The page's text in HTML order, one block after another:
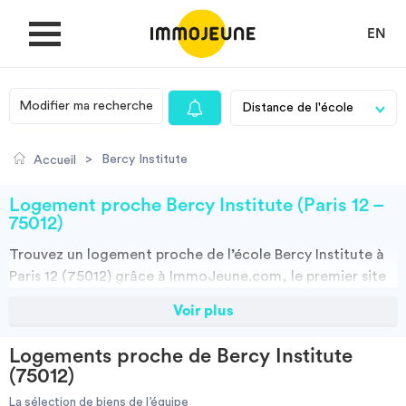
EN
MON COMPTE
Je cherche un logement
Villes
Modifier ma recherche
Accueil > Bercy Institute
Logement proche Bercy Institute (Paris 12 –
75012)
Trouvez un logement proche de l’école Bercy Institute à
Paris 12 (75012) grâce à ImmoJeune.com, le premier site
locations proches de l’Bercy Institute : résidences
colocations. Vous avez tous les choix.
Vous pouvez faire votre recherche en fonction du type de bien à louer,
de la surface, et/ou de la distance des logements proposés par
Voir plus
Logements proche de Bercy Institute
(75012)
La sélection de biens de l’équipe